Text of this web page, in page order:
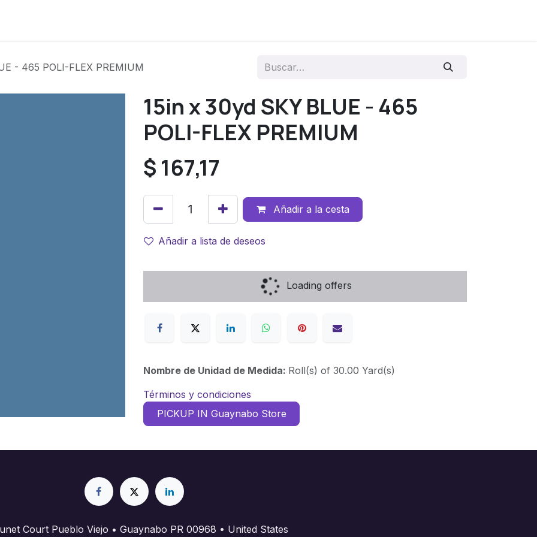
- 465 POLI-FLEX PREMIUM
15in x 30yd SKY BLUE - 465
POLI-FLEX PREMIUM
$ 167,17
Añadir a la cesta
Añadir a lista de deseos
Loading offers
Nombre de Unidad de Medida: Roll(s) of 30.00 Yard(s)
Términos y condiciones
PICKUP IN Guaynabo Store
Court Pueblo Viejo • Guaynabo PR 00968 • United States